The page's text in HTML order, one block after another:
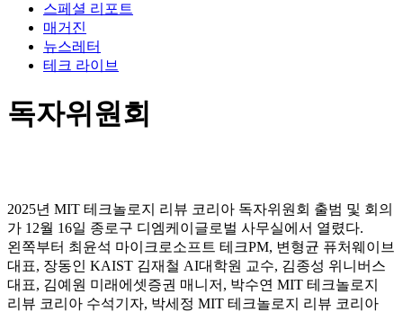
스페셜 리포트
매거진
뉴스레터
테크 라이브
독자위원회
2025년 MIT 테크놀로지 리뷰 코리아 독자위원회 출범 및 회의
가 12월 16일 종로구 디엠케이글로벌 사무실에서 열렸다.
왼쪽부터 최윤석 마이크로소프트 테크PM, 변형균 퓨처웨이브
대표, 장동인 KAIST 김재철 AI대학원 교수, 김종성 위니버스
대표, 김예원 미래에셋증권 매니저, 박수연 MIT 테크놀로지
리뷰 코리아 수석기자, 박세정 MIT 테크놀로지 리뷰 코리아